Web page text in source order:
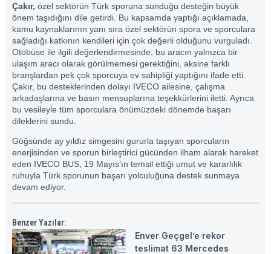
Çakır, özel sektörün Türk sporuna sunduğu desteğin büyük
önem taşıdığını dile getirdi. Bu kapsamda yaptığı açıklamada,
kamu kaynaklarının yanı sıra özel sektörün spora ve sporculara
sağladığı katkının kendileri için çok değerli olduğunu vurguladı.
Otobüse ile ilgili değerlendirmesinde, bu aracın yalnızca bir
ulaşım aracı olarak görülmemesi gerektiğini, aksine farklı
branşlardan pek çok sporcuya ev sahipliği yaptığını ifade etti.
Çakır, bu desteklerinden dolayı IVECO ailesine, çalışma
arkadaşlarına ve basın mensuplarına teşekkürlerini iletti. Ayrıca
bu vesileyle tüm sporculara önümüzdeki dönemde başarı
dileklerini sundu.
Göğsünde ay yıldız simgesini gururla taşıyan sporcuların
enerjisinden ve sporun birleştirici gücünden ilham alarak hareket
eden IVECO BUS, 19 Mayıs’ın temsil ettiği umut ve kararlılık
ruhuyla Türk sporunun başarı yolculuğuna destek sunmaya
devam ediyor.
Benzer Yazılar:
Enver Geçgel’e rekor
teslimat 63 Mercedes